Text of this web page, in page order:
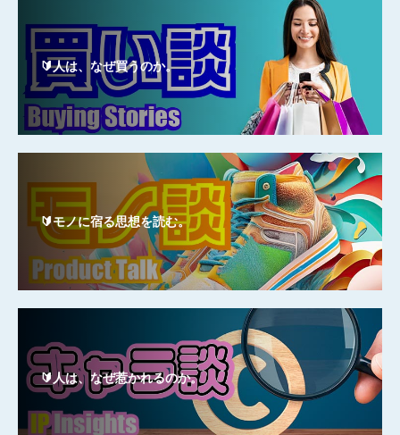
🔰人は、なぜ買うのか。
🔰モノに宿る思想を読む。
🔰人は、なぜ惹かれるのか。